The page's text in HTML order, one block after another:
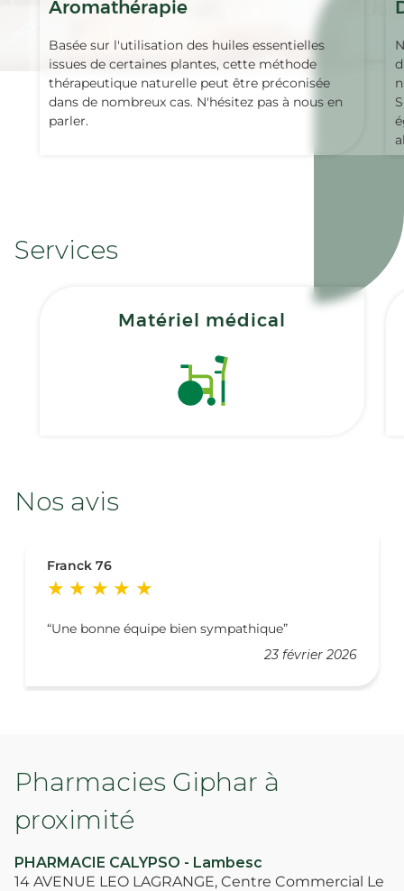
Aromathérapie
Basée sur l'utilisation des huiles essentielles
issues de certaines plantes, cette méthode
thérapeutique naturelle peut être préconisée
dans de nombreux cas. N'hésitez pas à nous en
parler.
Services
Matériel médical
Nos avis
Franck 76
23 février 2026
Une bonne équipe bien sympathique
Pharmacies Giphar à
proximité
PHARMACIE CALYPSO - Lambesc
14 AVENUE LEO LAGRANGE, Centre Commercial Le